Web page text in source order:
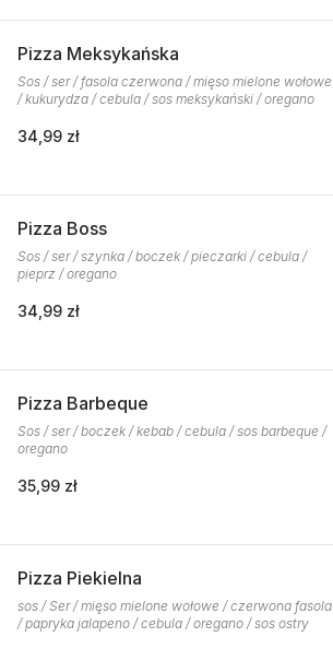
Pizza Meksykańska
Sos / ser / fasola czerwona / mięso mielone wołowe
/ kukurydza / cebula / sos meksykański / oregano
34,99 zł
Pizza Boss
Sos / ser / szynka / boczek / pieczarki / cebula /
pieprz / oregano
34,99 zł
Pizza Barbeque
Sos / ser / boczek / kebab / cebula / sos barbeque /
oregano
35,99 zł
Pizza Piekielna
sos / Ser / mięso mielone wołowe / czerwona fasola
/ papryka jalapeno / cebula / oregano / sos ostry